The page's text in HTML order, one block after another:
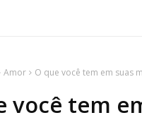
Amor O que você tem em suas
você tem